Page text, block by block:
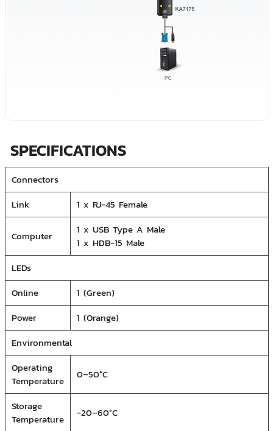
SPECIFICATIONS
Connectors
Link
1 x RJ-45 Female
Computer
1 x USB Type A Male
1 x HDB-15 Male
LEDs
Online
1 (Green)
Power
1 (Orange)
Environmental
Operating
Temperature
0–50°C
Storage
Temperature
-20–60°C